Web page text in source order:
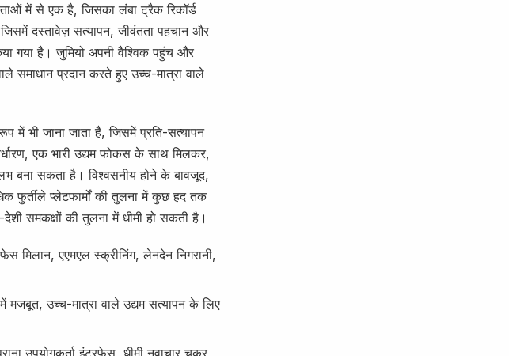
में से एक है, जिसका लंबा ट्रैक रिकॉर्ड
दस्तावेज़ सत्यापन, जीवंतता पहचान और
गया है। जुमियो अपनी वैश्विक पहुंच और
समाधान प्रदान करते हुए उच्च-मात्रा वाले
में भी जाना जाता है, जिसमें प्रति-सत्यापन
एक भारी उद्यम फोकस के साथ मिलकर,
बना सकता है। विश्वसनीय होने के बावजूद,
फुर्तीले प्लेटफार्मों की तुलना में कुछ हद तक
समकक्षों की तुलना में धीमी हो सकती है।
मिलान, एएमएल स्क्रीनिंग, लेनदेन निगरानी,
मजबूत, उच्च-मात्रा वाले उद्यम सत्यापन के लिए
उपयोगकर्ता इंटरफ़ेस, धीमी नवाचार चक्र,